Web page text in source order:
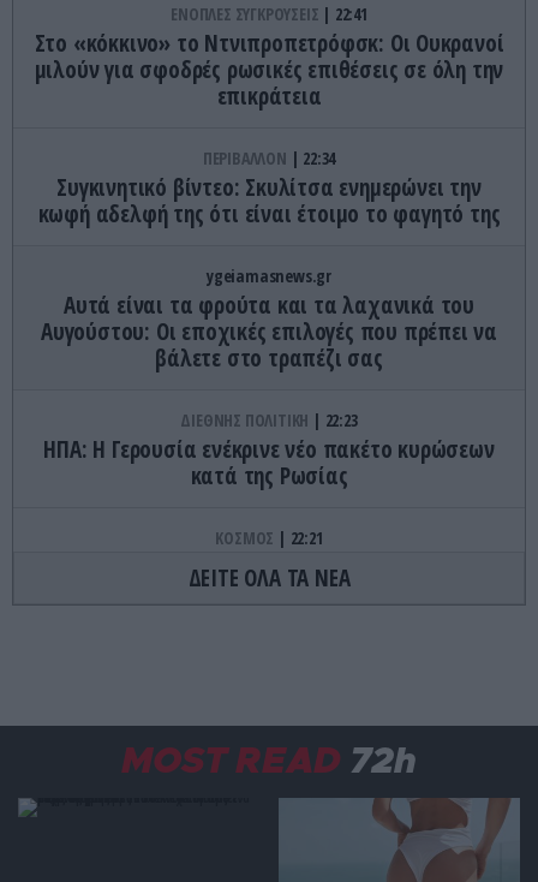
ΕΝΟΠΛΕΣ ΣΥΓΚΡΟΥΣΕΙΣ 22:41
Στο «κόκκινο» το Ντνιπροπετρόφσκ: Οι Ουκρανοί
μιλούν για σφοδρές ρωσικές επιθέσεις σε όλη την
επικράτεια
ΠΕΡΙΒΑΛΛΟΝ 22:34
Συγκινητικό βίντεο: Σκυλίτσα ενημερώνει την
κωφή αδελφή της ότι είναι έτοιμο το φαγητό της
ygeiamasnews.gr
Αυτά είναι τα φρούτα και τα λαχανικά του
Αυγούστου: Οι εποχικές επιλογές που πρέπει να
βάλετε στο τραπέζι σας
ΔΙΕΘΝΗΣ ΠΟΛΙΤΙΚΗ 22:23
ΗΠΑ: Η Γερουσία ενέκρινε νέο πακέτο κυρώσεων
κατά της Ρωσίας
ΚΟΣΜΟΣ 22:21
Κλιφ Λάιονς Ντόμπι: Δραπέτευσε ο
καταδικασμένος παιδοβιαστής στη Σκωτία – Οι
από το εντυπωσιακό φαινόμενο
Ο Ενές Καντέρ δήλωσε συμμετοχή για να
ΔΕΙΤΕ ΟΛΑ ΤΑ ΝΕΑ
MOST READ 72h